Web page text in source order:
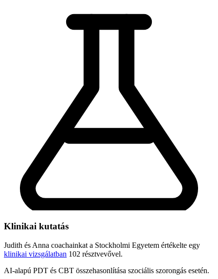
Klinikai kutatás
Judith és Anna coachainkat a Stockholmi Egyetem értékelte egy
klinikai vizsgálatban 102 résztvevővel.
AI-alapú PDT és CBT összehasonlítása szociális szorongás esetén.